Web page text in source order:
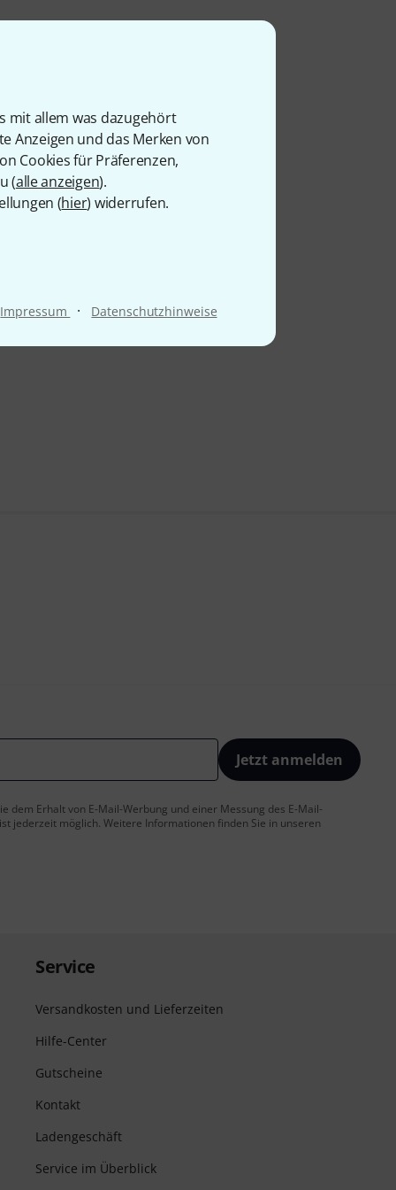
mit allem was dazugehört
Anzeigen und das Merken von
Cookies für Präferenzen,
(alle anzeigen).
(hier) widerrufen.
Impressum · Datenschutzhinweise
Jetzt anmelden
dem Erhalt von E-Mail-Werbung und einer Messung des E-Mail-
jederzeit möglich. Weitere Informationen finden Sie in unseren
Service
Versandkosten und Lieferzeiten
Hilfe-Center
Gutscheine
Kontakt
Ladengeschäft
Service im Überblick